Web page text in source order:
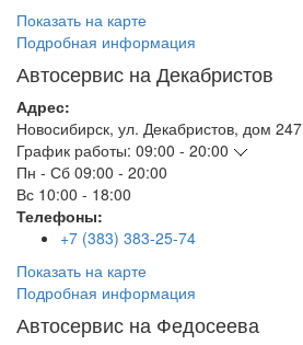
Показать на карте
Подробная информация
Автосервис на Декабристов
Адрес:
Новосибирск, ул. Декабристов, дом 247
График работы: 09:00 - 20:00
Пн - Сб 09:00 - 20:00
Вс 10:00 - 18:00
Телефоны:
+7 (383) 383-25-74
Показать на карте
Подробная информация
Автосервис на Федосеева